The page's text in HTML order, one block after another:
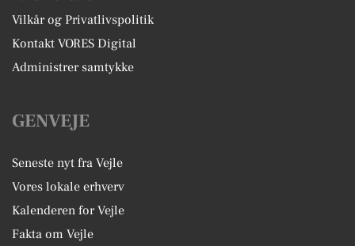
Vilkår og Privatlivspolitik
Kontakt VORES Digital
Administrer samtykke
GENVEJE
Seneste nyt fra Vejle
Vores lokale erhverv
Kalenderen for Vejle
Fakta om Vejle